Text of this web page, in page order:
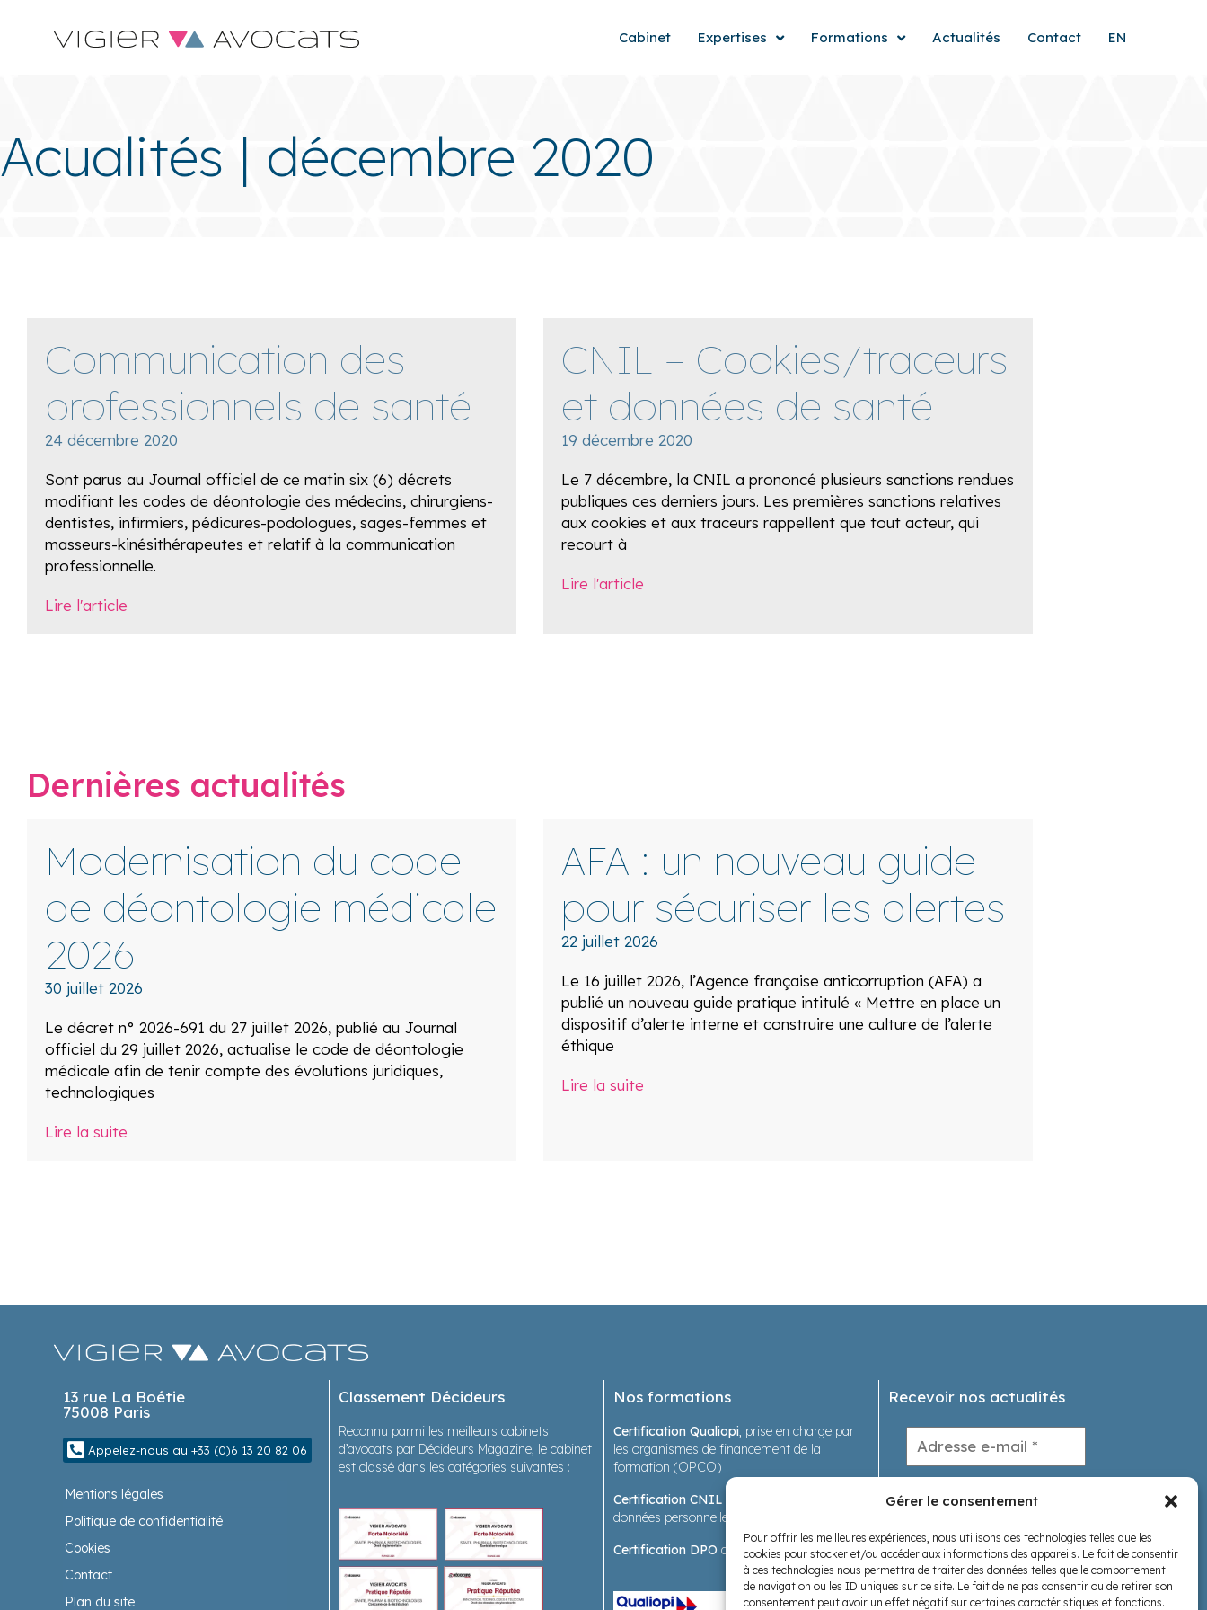
Gérer le consentement
Pour offrir les meilleures expériences, nous utilisons des technologies telles que les
cookies pour stocker et/ou accéder aux informations des appareils. Le fait de consentir
à ces technologies nous permettra de traiter des données telles que le comportement
de navigation ou les ID uniques sur ce site. Le fait de ne pas consentir ou de retirer son
consentement peut avoir un effet négatif sur certaines caractéristiques et fonctions.
Cabinet Expertises Formations Actualités Contact EN
Acualités | décembre 2020
Communication des
professionnels de santé
24 décembre 2020
Sont parus au Journal officiel de ce matin six (6) décrets
modifiant les codes de déontologie des médecins, chirurgiens-
dentistes, infirmiers, pédicures-podologues, sages-femmes et
masseurs-kinésithérapeutes et relatif à la communication
professionnelle.
Lire l'article
CNIL – Cookies/traceurs
et données de santé
19 décembre 2020
Le 7 décembre, la CNIL a prononcé plusieurs sanctions rendues
publiques ces derniers jours. Les premières sanctions relatives
aux cookies et aux traceurs rappellent que tout acteur, qui
recourt à
Lire l'article
Dernières actualités
Modernisation du code
de déontologie médicale
2026
30 juillet 2026
Le décret n° 2026-691 du 27 juillet 2026, publié au Journal
officiel du 29 juillet 2026, actualise le code de déontologie
médicale afin de tenir compte des évolutions juridiques,
technologiques
Lire la suite
AFA : un nouveau guide
pour sécuriser les alertes
22 juillet 2026
Le 16 juillet 2026, l’Agence française anticorruption (AFA) a
publié un nouveau guide pratique intitulé « Mettre en place un
dispositif d’alerte interne et construire une culture de l’alerte
éthique
Lire la suite
13 rue La Boétie
75008 Paris
Appelez-nous au +33 (0)6 13 20 82 06
Mentions légales
Politique de confidentialité
Cookies
Contact
Plan du site
Classement Décideurs
Reconnu parmi les meilleurs cabinets
d’avocats par Décideurs Magazine, le cabinet
est classé dans les catégories suivantes :
Nos formations
Certification Qualiopi, prise en charge par
les organismes de financement de la
formation (OPCO)
Certification CNIL
données personnelles en santé
Certification DPO des formatrices
Recevoir nos actualités
Nous suivre